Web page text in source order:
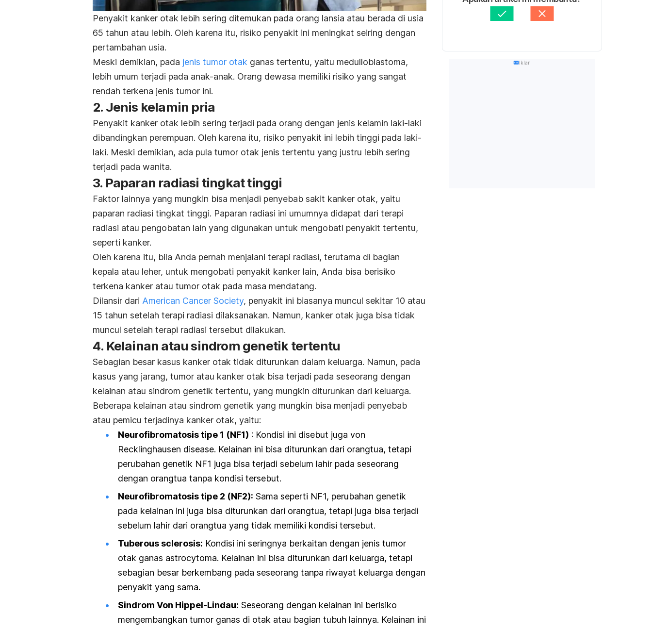
Penyakit kanker otak lebih sering ditemukan pada orang lansia atau berada di usia
65 tahun atau lebih. Oleh karena itu, risiko penyakit ini meningkat seiring dengan
pertambahan usia.
Meski demikian, pada jenis tumor otak ganas tertentu, yaitu medulloblastoma,
lebih umum terjadi pada anak-anak. Orang dewasa memiliki risiko yang sangat
rendah terkena jenis tumor ini.
2. Jenis kelamin pria
Penyakit kanker otak lebih sering terjadi pada orang dengan jenis kelamin laki-laki
dibandingkan perempuan. Oleh karena itu, risiko penyakit ini lebih tinggi pada laki-
laki. Meski demikian, ada pula tumor otak jenis tertentu yang justru lebih sering
terjadi pada wanita.
3. Paparan radiasi tingkat tinggi
Faktor lainnya yang mungkin bisa menjadi penyebab sakit kanker otak, yaitu
paparan radiasi tingkat tinggi. Paparan radiasi ini umumnya didapat dari terapi
radiasi atau pengobatan lain yang digunakan untuk mengobati penyakit tertentu,
seperti kanker.
Oleh karena itu, bila Anda pernah menjalani terapi radiasi, terutama di bagian
kepala atau leher, untuk mengobati penyakit kanker lain, Anda bisa berisiko
terkena kanker atau tumor otak pada masa mendatang.
Dilansir dari American Cancer Society, penyakit ini biasanya muncul sekitar 10 atau
15 tahun setelah terapi radiasi dilaksanakan. Namun, kanker otak juga bisa tidak
muncul setelah terapi radiasi tersebut dilakukan.
4. Kelainan atau sindrom genetik tertentu
Sebagian besar kasus kanker otak tidak diturunkan dalam keluarga. Namun, pada
kasus yang jarang, tumor atau kanker otak bisa terjadi pada seseorang dengan
kelainan atau sindrom genetik tertentu, yang mungkin diturunkan dari keluarga.
Beberapa kelainan atau sindrom genetik yang mungkin bisa menjadi penyebab
atau pemicu terjadinya kanker otak, yaitu:
Neurofibromatosis tipe 1 (NF1) : Kondisi ini disebut juga von
Recklinghausen disease. Kelainan ini bisa diturunkan dari orangtua, tetapi
perubahan genetik NF1 juga bisa terjadi sebelum lahir pada seseorang
dengan orangtua tanpa kondisi tersebut.
Neurofibromatosis tipe 2 (NF2): Sama seperti NF1, perubahan genetik
pada kelainan ini juga bisa diturunkan dari orangtua, tetapi juga bisa terjadi
sebelum lahir dari orangtua yang tidak memiliki kondisi tersebut.
Tuberous sclerosis: Kondisi ini seringnya berkaitan dengan jenis tumor
otak ganas astrocytoma. Kelainan ini bisa diturunkan dari keluarga, tetapi
sebagian besar berkembang pada seseorang tanpa riwayat keluarga dengan
penyakit yang sama.
Sindrom Von Hippel-Lindau: Seseorang dengan kelainan ini berisiko
mengembangkan tumor ganas di otak atau bagian tubuh lainnya. Kelainan ini
Iklan